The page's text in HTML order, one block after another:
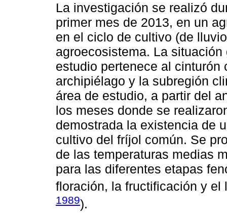
La investigación se realizó
primer mes de 2013, en un
en el ciclo de cultivo (de
agroecosistema. La
estudio pertenece al
archipiélago y la subregión
área de estudio, a partir del
los meses donde se
demostrada la existencia de
cultivo del fríjol común. Se
de las temperaturas medias
para las diferentes etapas
floración, la fructificación y el
1989).